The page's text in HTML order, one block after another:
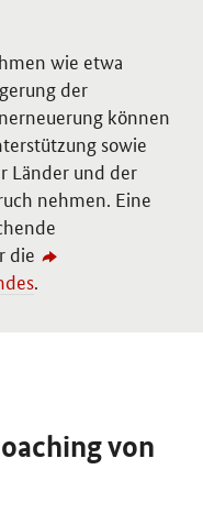
wie etwa
der
können
sowie
Länder und der
nehmen. Eine
die
von